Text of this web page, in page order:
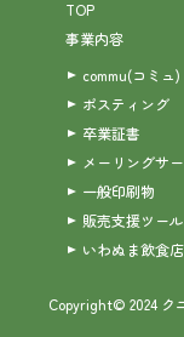
TOP
事業内容
commu(コミュ)
ポスティング
卒業証書
メーリングサ
一般印刷物
販売支援ツール
いわぬま飲食
Copyright© 2024 ク